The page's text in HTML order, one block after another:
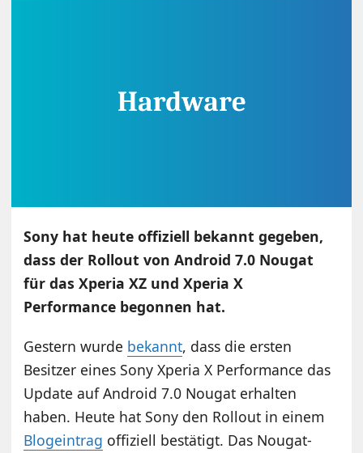
Sony hat heute offiziell bekannt gegeben,
dass der Rollout von Android 7.0 Nougat
für das Xperia XZ und Xperia X
Performance begonnen hat.
Gestern wurde bekannt, dass die ersten
Besitzer eines Sony Xperia X Performance das
Update auf Android 7.0 Nougat erhalten
haben. Heute hat Sony den Rollout in einem
Blogeintrag offiziell bestätigt. Das Nougat-